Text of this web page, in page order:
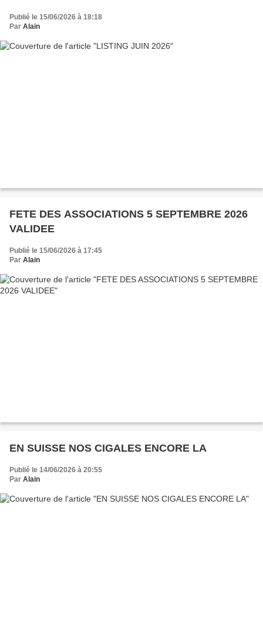
Publié le 15/06/2026 à 18:18
Par Alain
FETE DES ASSOCIATIONS 5 SEPTEMBRE 2026
VALIDEE
Publié le 15/06/2026 à 17:45
Par Alain
EN SUISSE NOS CIGALES ENCORE LA
Publié le 14/06/2026 à 20:55
Par Alain